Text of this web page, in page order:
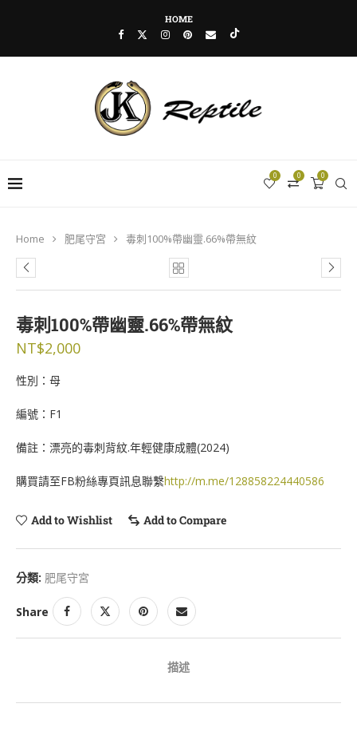
HOME
0
0
0
Home 肥尾守宮 毒刺100%帶幽靈.66%帶無紋
毒刺100%帶幽靈.66%帶無紋
NT$2,000
性別：母
編號：F1
備註：漂亮的毒刺背紋.年輕健康成體(2024)
購買請至FB粉絲專頁訊息聯繫http://m.me/128858224440586
Add to Wishlist Add to Compare
分類: 肥尾守宮
Share
描述